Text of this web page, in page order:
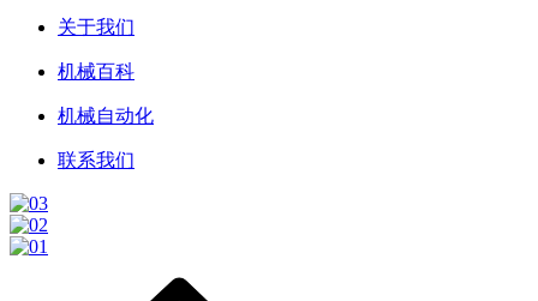
关于我们
机械百科
机械自动化
联系我们